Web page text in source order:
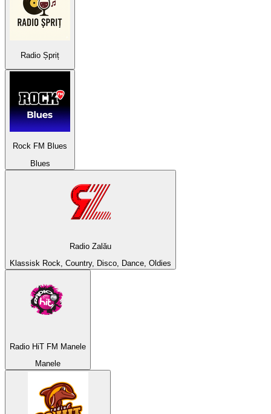
Radio Șpriț
Rock FM Blues
Blues
Radio Zalău
Klassisk Rock, Country, Disco, Dance, Oldies
Radio HiT FM Manele
Manele